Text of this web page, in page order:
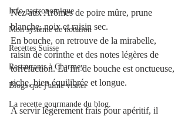
Info gastronomique
Mon système de notation
Recettes Suisse
Restaurants à Charmey
Blogs que j'aime visiter
La recette gourmande du blog.
Nez aux Arômes de poire mûre, prune
blanche, noix et raisin sec.
En bouche, on retrouve de la mirabelle,
raisin de corinthe et des notes légères de
torréfaction. La fin de bouche est onctueuse,
riche, bien équilibrée et longue.
A servir légèrement frais pour apéritif, il